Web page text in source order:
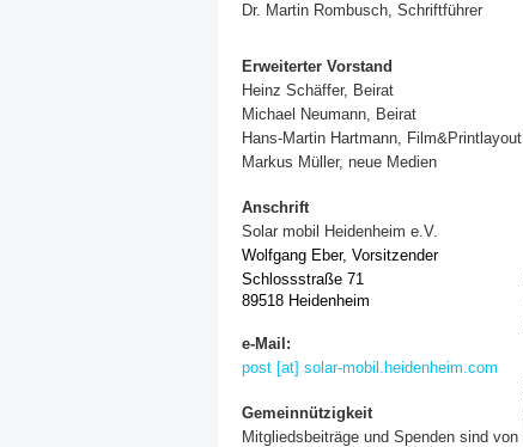
Dr. Martin Rombusch, Schriftführer
Erweiterter Vorstand
Heinz Schäffer, Beirat
Michael Neumann, Beirat
Hans-Martin Hartmann, Film&Printlayout
Markus Müller, neue Medien
Anschrift
Solar mobil Heidenheim e.V.
Wolfgang Eber, Vorsitzender
Schlossstraße 71
89518 Heidenheim
e-Mail:
post [at] solar-mobil.heidenheim.com
Gemeinnützigkeit
Mitgliedsbeiträge und Spenden sind von